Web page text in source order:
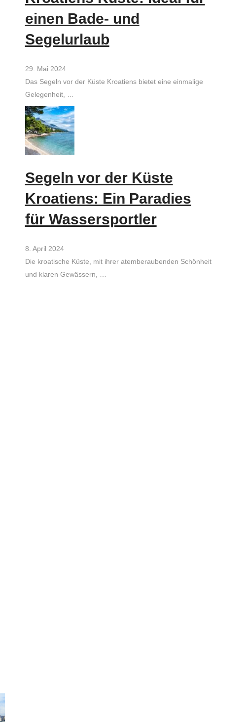
einen Bade- und
Segelurlaub
29. Mai 2024
Das Segeln vor der Küste Kroatiens bietet eine einmalige
Gelegenheit, …
Segeln vor der Küste
Kroatiens: Ein Paradies
für Wassersportler
8. April 2024
Die kroatische Küste, mit ihrer atemberaubenden Schönheit
und klaren Gewässern, …